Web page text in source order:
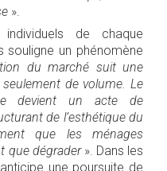
».
de chaque
souligne un phénomène
du marché suit une
de volume. Le
devient un acte de
de l’esthétique du
que les ménages
que dégrader ». Dans les
une poursuite de